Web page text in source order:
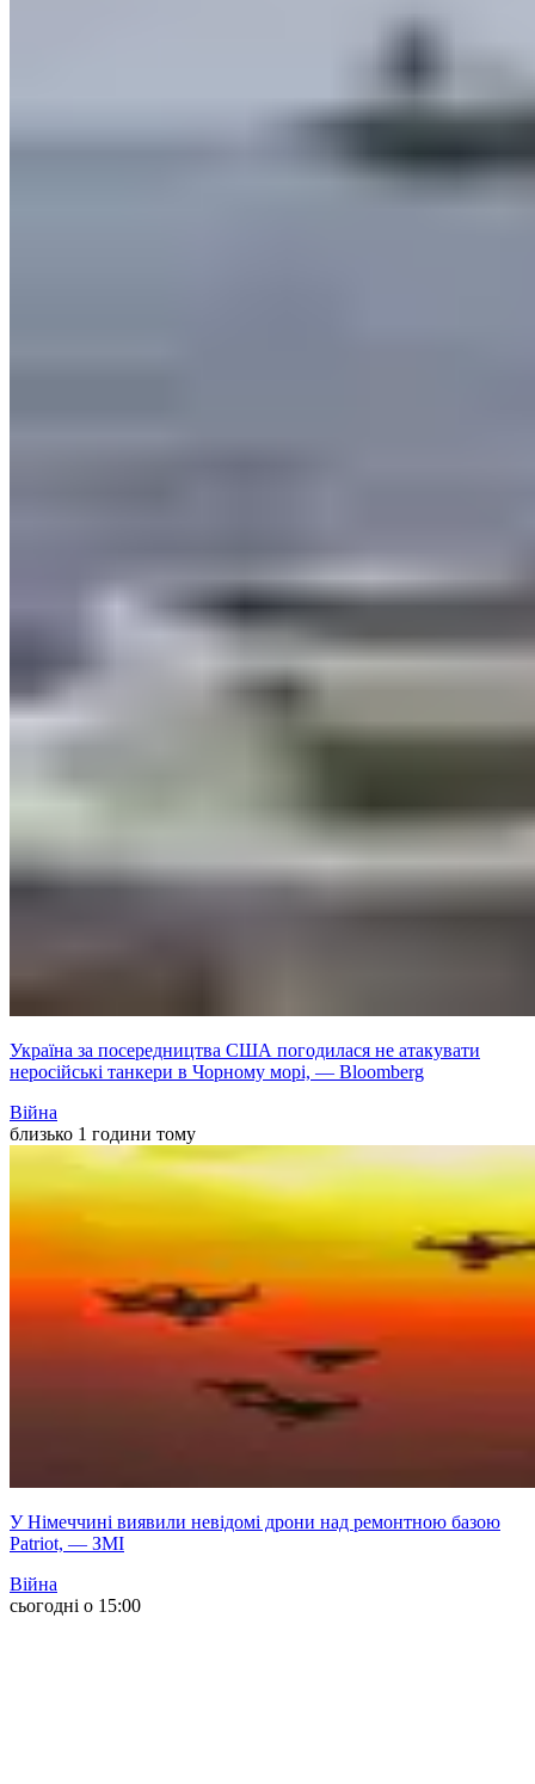
Україна за посередництва США погодилася не атакувати
неросійські танкери в Чорному морі, — Bloomberg
Війна
близько 1 години тому
У Німеччині виявили невідомі дрони над ремонтною базою
Patriot, — ЗМІ
Війна
сьогодні о 15:00